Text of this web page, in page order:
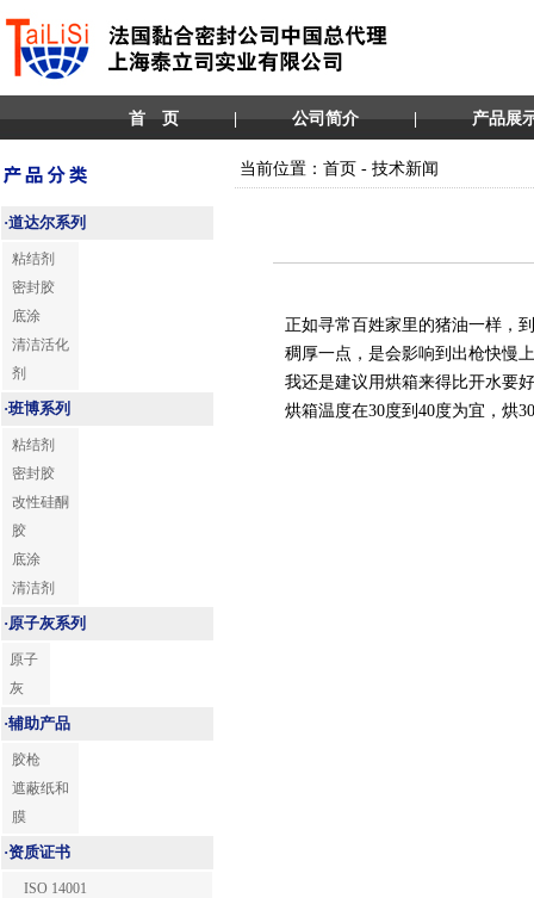
首 页|公司简介|产品展
·道达尔系列
粘结剂
密封胶
底涂
清洁活化
剂
·班博系列
粘结剂
密封胶
改性硅酮
胶
底涂
清洁剂
·原子灰系列
原子
灰
·辅助产品
胶枪
遮蔽纸和
膜
·资质证书
ISO 14001
当前位置：首页 - 技术新闻
正如寻常百姓家里的猪油一样，
稠厚一点，是会影响到出枪快慢
我还是建议用烘箱来得比开水要
烘箱温度在30度到40度为宜，烘